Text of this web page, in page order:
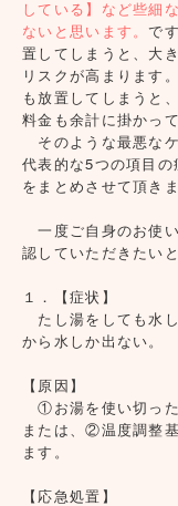
している】など些細
ないと思います。で
置してしまうと、大
リスクが高まります
も放置してしまうと
料金も余計に掛かっ
そのような最悪な
代表的な5つの項目
をまとめさせて頂きま
一度ご自身のお使
認していただきたい
１．【症状】
たし湯をしても水
から水しか出ない。
【原因】
①お湯を使い切った
または、②温度調整
ます。
【応急処置】